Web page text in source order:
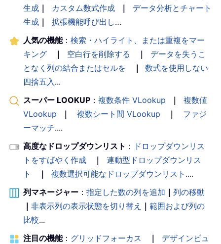
生成 ｜ カスタム数式作成 ｜
データ分析とチャート
生成 ｜ 拡張機能呼び出し…
人気の機能： 検索・ハイライト、または重複をマー
キング
｜ 空白行を削除する ｜
データを失うこ
となく列の結合またはセルを
｜
数式を使用しない
四捨五入...
スーパー LOOKUP ： 複数条件 VLookup ｜
複数値
VLookup
｜ 複数シート間 VLookup ｜
ファジ
ーマッチ....
高度なドロップダウンリスト ： ドロップダウンリス
トをすばやく作成
｜
連動型ドロップダウンリス
ト
｜ 複数選択可能なドロップダウンリスト ....
列マネージャー ： 指定した数の列を追加 ｜ 列の移動
｜ 非表示列の表示状態を切り替え ｜ 範囲および列の
比較...
注目の機能： グリッドフォーカス ｜
デザインビュ